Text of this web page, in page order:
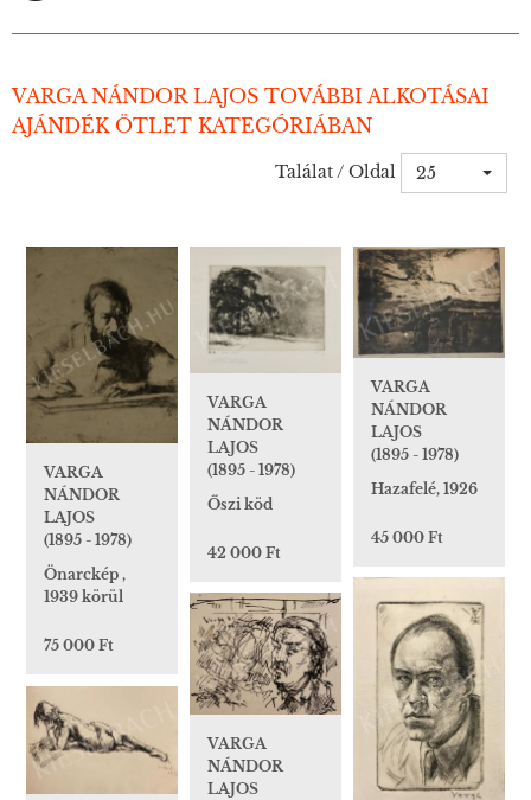
VARGA NÁNDOR LAJOS TOVÁBBI ALKOTÁSAI
AJÁNDÉK ÖTLET KATEGÓRIÁBAN
Találat / Oldal 25
VARGA
NÁNDOR
LAJOS
(1895 - 1978)
Önarckép ,
1939 körül
75 000 Ft
VARGA
NÁNDOR
LAJOS
(1895 - 1978)
Őszi köd
42 000 Ft
VARGA
NÁNDOR
LAJOS
(1895 - 1978)
Hazafelé, 1926
45 000 Ft
VARGA
NÁNDOR
LAJOS